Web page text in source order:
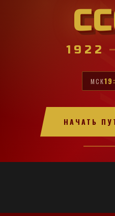
1922
МСК
НАЧАТЬ